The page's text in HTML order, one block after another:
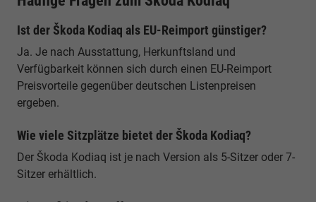
Ist der Škoda Kodiaq als EU-Reimport günstiger?
Ja. Je nach Ausstattung, Herkunftsland und
Verfügbarkeit können sich durch einen EU-Reimport
Preisvorteile gegenüber deutschen Listenpreisen
ergeben.
Wie viele Sitzplätze bietet der Škoda Kodiaq?
Der Škoda Kodiaq ist je nach Version als 5-Sitzer oder 7-
Sitzer erhältlich.